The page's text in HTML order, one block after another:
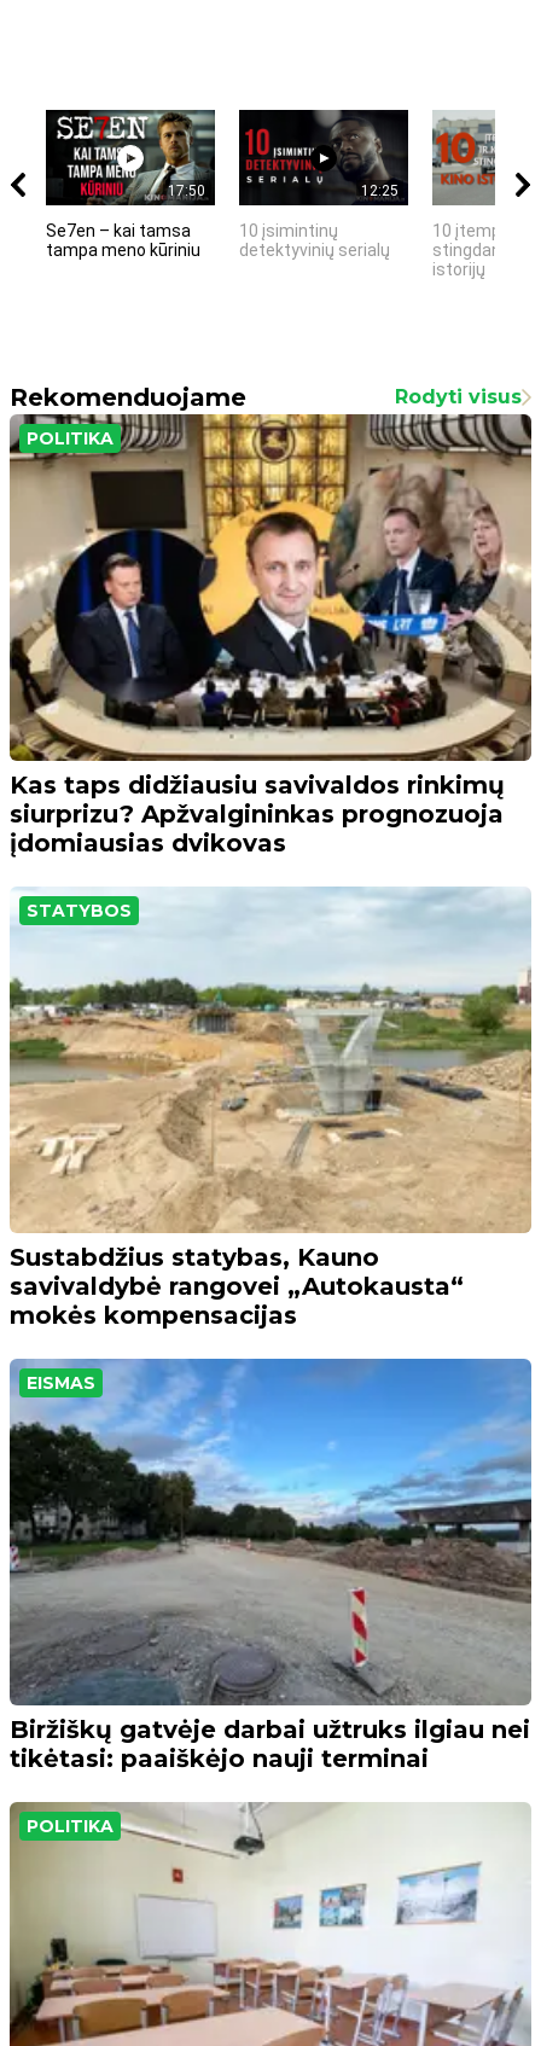
17:50
Se7en – kai tamsa
tampa meno kūriniu
12:25
10 įsimintinų
detektyvinių serialų
10 įtemptų,
stingdančių
istorijų
Rekomenduojame Rodyti visus
POLITIKA
Kas taps didžiausiu savivaldos rinkimų
siurprizu? Apžvalgininkas prognozuoja
įdomiausias dvikovas
STATYBOS
Sustabdžius statybas, Kauno
savivaldybė rangovei „Autokausta“
mokės kompensacijas
EISMAS
Biržiškų gatvėje darbai užtruks ilgiau nei
tikėtasi: paaiškėjo nauji terminai
POLITIKA